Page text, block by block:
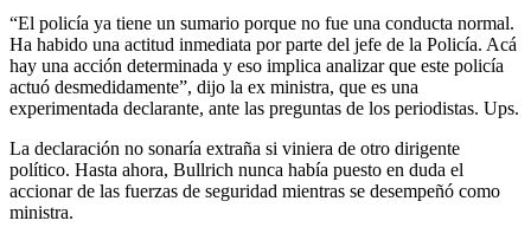
“El policía ya tiene un sumario porque no fue una conducta normal.
Ha habido una actitud inmediata por parte del jefe de la Policía. Acá
hay una acción determinada y eso implica analizar que este policía
actuó desmedidamente”, dijo la ex ministra, que es una
experimentada declarante, ante las preguntas de los periodistas. Ups.
La declaración no sonaría extraña si viniera de otro dirigente
político. Hasta ahora, Bullrich nunca había puesto en duda el
accionar de las fuerzas de seguridad mientras se desempeñó como
ministra.